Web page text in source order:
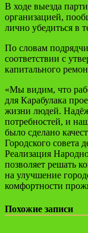
В ходе выезда
организацией,
лично убедиться в
По словам
соответствии с
капитального
«Мы видим, что
для Карабулака
жизни людей.
потребностей, и
было сделано
Городского совета
Реализация
позволяет решать
на улучшение
комфортности
Похожие записи